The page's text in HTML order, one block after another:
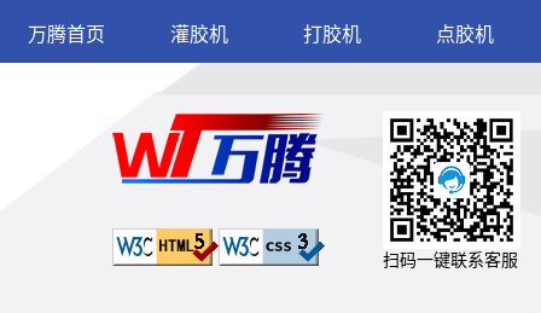
万腾首页 灌胶机 打胶机 点胶机
扫码一键联系客服